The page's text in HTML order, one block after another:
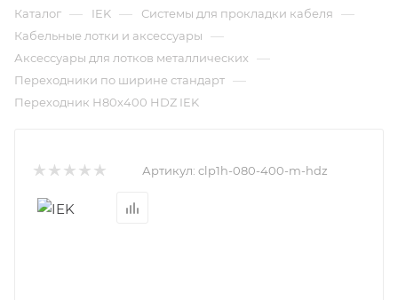
Каталог — IEK — Системы для прокладки кабеля —
Кабельные лотки и аксессуары —
Аксессуары для лотков металлических —
Переходники по ширине стандарт —
Переходник Н80х400 HDZ IEK
Артикул: clp1h-080-400-m-hdz